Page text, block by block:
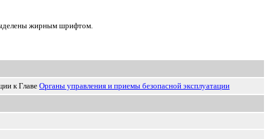
жирным шрифтом.
к ГлавеОрганы управления и приемы безопасной эксплуатации